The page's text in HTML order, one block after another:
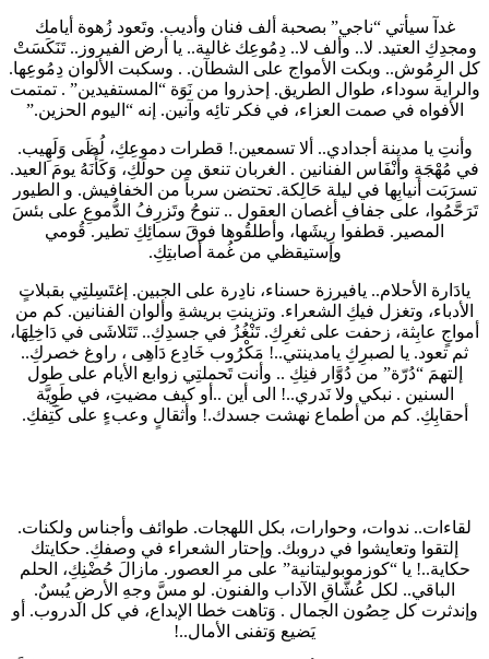
غدآ سيأتي “ناجي” بصحبة ألف فنان وأديب. وتَعود زُهوة أيامك
ومجدِكِ العتيد. لا.. وألف لا.. دِمُوعِك غالية.. يا أرض الفيروز.. تَنَكَسَتْ
كل الرِمُوش.. وبكت الأمواج على الشطآن. . وسكبت الألوان دِمُوعِها.
والراية سوداء، طوال الطريق. إحذروا من نَوَة “المستفيدين” . تمتمت
الأفواه في صمت العزاء، في فكر تائِه وآنين. إنه “اليوم الحزين.”
وأنتِ يا مدينة أجدادي.. ألا تسمعين.! قطرات دموعِكِ، لُظَى وَلَهِيب.
في مُهْجَةِ وأنْفَاس الفنانين . الغربان تنعق من حولَكِ، وَكَأَنَهُ يومَ العيد.
تسرَبَت أنيابِها في ليلة حَالِكة. تحتضن سرباً من الخفافيش. و الطيور
تَرَحَّمُوا، على جفافِ أغصان العقول .. تنوحُ وتَزرِفُ الدُّموعِ على بئسَ
المصير. قطفوا رِيشَها، وأطلقُوها فوقَ سمائِكِ تطير. قُومي
وإستيقظي من غُمة أصابتِكِ.
يادَارة الأحلام.. يافيرزة حسناء، نادِرة على الجبين. إغتَسِلتِي بقبلاتٍ
الأدباء، وتغزل فيكِ الشعراء. وتزينتِ بريشةِ وألوان الفنانين. كم من
أمواجٍ عابِثة، زحفت على ثغرِكِ. تَنْغُزُ في جسدِكِ.. تَتَلاشَى في دَاخِلِهَا،
ثم تعود. يا لصبرِكِ يامدينتي..! مَكْرُوب خَادِع دَاهِى ، راوغ خصركِ..
إلتهمَ “دُرّة” من دُوَّار فنِكِ .. وأنت تَحملتِي زوابع الأيام على طول
السنين . نبكي ولا نَدري..! الى أين ..أو كيف مضيتِِ، في طَوِيَّة
أحقابِكِ. كم من أطماع نهشت جسدك.! وأثقالٍ وعبءٍ على كَتِفكِ.
لقاءات.. ندوات، وحوارات، بكل اللهجات. طوائف وأجناس ولكنات.
إلتقوا وتعايشوا في دروبك. وإحتار الشعراء في وصفكِ. حكايتك
حكاية..! يا “كوزموبوليتانية” على مرِ العصور. مازالَ حُضْنِكِ، الحلم
الباقي.. لكل عُشَّاقِ الآداب والفنون. لو مسَّ وجهِ الأرضِ يُبسٌ.
وإندثرت كل حِصُون الجمال . وَتاهت خطا الإبداع، في كل الدروب. أو
يَضيع وَتفنى الأمال..!